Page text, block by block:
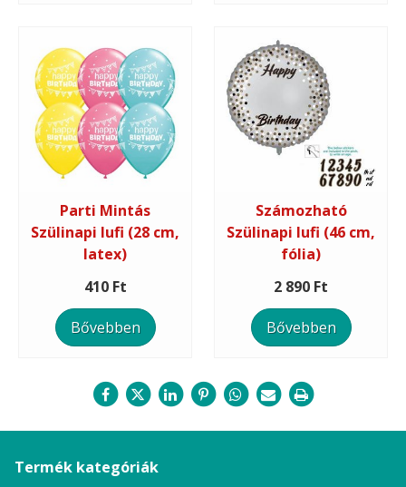
Parti Mintás
Szülinapi lufi (28 cm,
latex)
410 Ft
Bővebben
Számozható
Szülinapi lufi (46 cm,
fólia)
2 890 Ft
Bővebben
Termék kategóriák